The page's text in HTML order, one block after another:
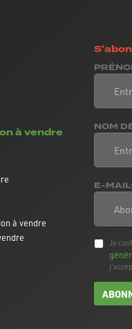
à vendre
à vendre
NOM
E-
Je